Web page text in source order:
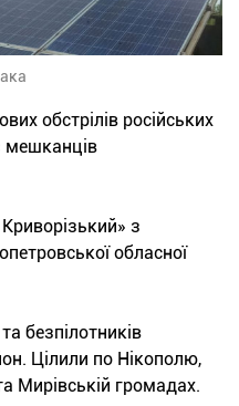
обстрілів російських
мешканців
з
обласної
безпілотників
Цілили по Нікополю,
Мирівській громадах.